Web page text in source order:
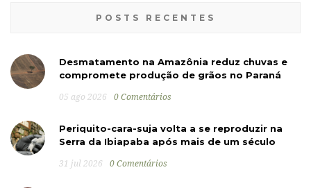
POSTS RECENTES
Desmatamento na Amazônia reduz chuvas e
compromete produção de grãos no Paraná
05 ago 2026 0 Comentários
Periquito-cara-suja volta a se reproduzir na
Serra da Ibiapaba após mais de um século
31 jul 2026 0 Comentários